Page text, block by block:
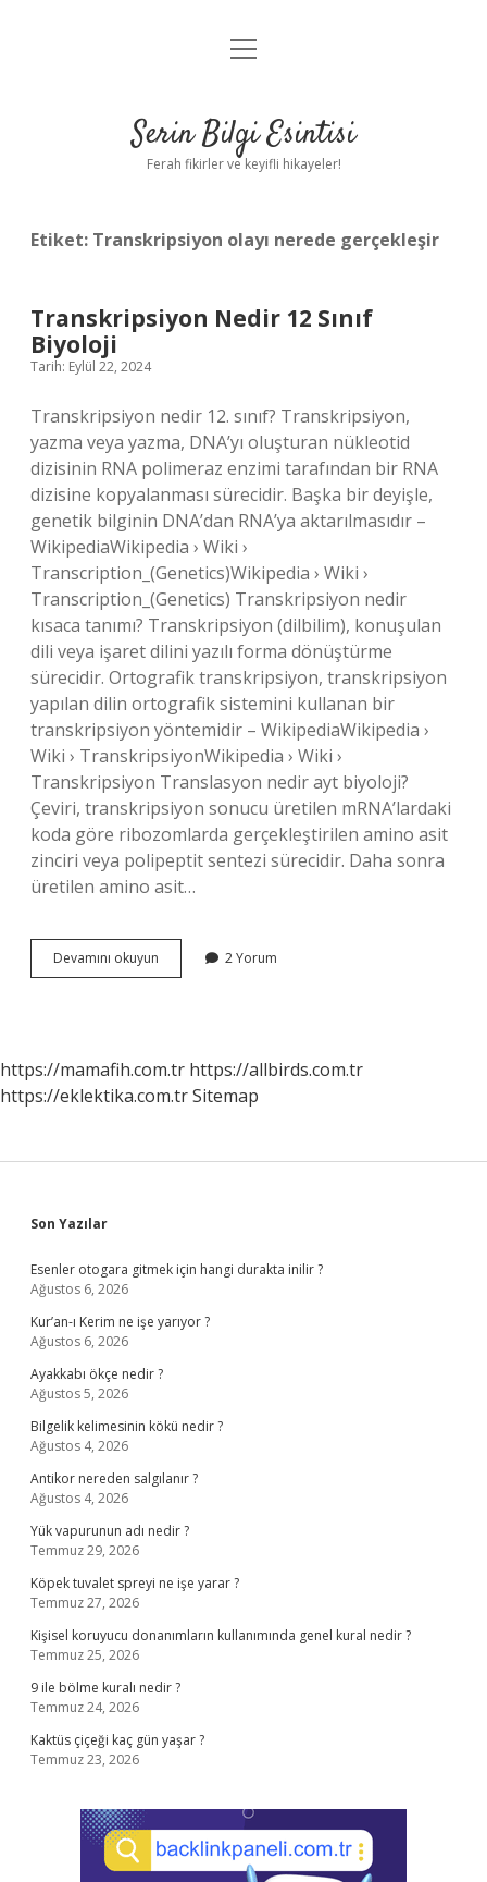
Anasayfa
Yasal Uyarı
menüyü
Serin Bilgi Esintisi
Ferah fikirler ve keyifli hikayeler!
Etiket: Transkripsiyon olayı nerede gerçekleşir
Transkripsiyon Nedir 12 Sınıf
Biyoloji
Tarih: Eylül 22, 2024
Transkripsiyon nedir 12. sınıf? Transkripsiyon,
yazma veya yazma, DNA’yı oluşturan nükleotid
dizisinin RNA polimeraz enzimi tarafından bir RNA
dizisine kopyalanması sürecidir. Başka bir deyişle,
genetik bilginin DNA’dan RNA’ya aktarılmasıdır –
WikipediaWikipedia › Wiki ›
Transcription_(Genetics)Wikipedia › Wiki ›
Transcription_(Genetics) Transkripsiyon nedir
kısaca tanımı? Transkripsiyon (dilbilim), konuşulan
dili veya işaret dilini yazılı forma dönüştürme
sürecidir. Ortografik transkripsiyon, transkripsiyon
yapılan dilin ortografik sistemini kullanan bir
transkripsiyon yöntemidir – WikipediaWikipedia ›
Wiki › TranskripsiyonWikipedia › Wiki ›
Transkripsiyon Translasyon nedir ayt biyoloji?
Çeviri, transkripsiyon sonucu üretilen mRNA’lardaki
koda göre ribozomlarda gerçekleştirilen amino asit
zinciri veya polipeptit sentezi sürecidir. Daha sonra
üretilen amino asit…
Devamını okuyun Transkripsiyon
Nedir
2 Yorum
https://mamafih.com.tr https://allbirds.com.tr
https://eklektika.com.trSitemap
Sidebar
Son Yazılar
Esenler otogara gitmek için hangi durakta inilir ?
Ağustos 6, 2026
Kur’an-ı Kerim ne işe yarıyor ?
Ağustos 6, 2026
Ayakkabı ökçe nedir ?
Ağustos 5, 2026
Bilgelik kelimesinin kökü nedir ?
Ağustos 4, 2026
Antikor nereden salgılanır ?
Ağustos 4, 2026
Yük vapurunun adı nedir ?
Temmuz 29, 2026
Köpek tuvalet spreyi ne işe yarar ?
Temmuz 27, 2026
Kişisel koruyucu donanımların kullanımında genel kural nedir ?
Temmuz 25, 2026
9 ile bölme kuralı nedir ?
Temmuz 24, 2026
Kaktüs çiçeği kaç gün yaşar ?
Temmuz 23, 2026